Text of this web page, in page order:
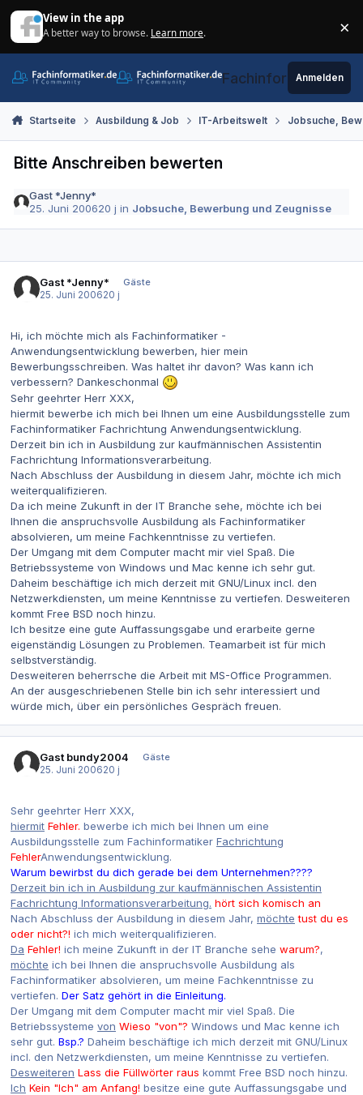
View in the app
A better way to browse. Learn more. ×
Fachinformatiker.de
Anmelden
Startseite Ausbildung & Job IT-Arbeitswelt Jobsuche,
Bitte Anschreiben bewerten
Gast *Jenny*
25. Juni 200620 j in Jobsuche, Bewerbung und Zeugnisse
Gast *Jenny*
Gäste
25. Juni 200620 j
Hi, ich möchte mich als Fachinformatiker -
Anwendungsentwicklung bewerben, hier mein
Bewerbungsschreiben. Was haltet ihr davon? Was kann ich
verbessern? Dankeschonmal
Sehr geehrter Herr XXX,
hiermit bewerbe ich mich bei Ihnen um eine Ausbildungsstelle zum
Fachinformatiker Fachrichtung Anwendungsentwicklung.
Derzeit bin ich in Ausbildung zur kaufmännischen Assistentin
Fachrichtung Informationsverarbeitung.
Nach Abschluss der Ausbildung in diesem Jahr, möchte ich mich
weiterqualifizieren.
Da ich meine Zukunft in der IT Branche sehe, möchte ich bei
Ihnen die anspruchsvolle Ausbildung als Fachinformatiker
absolvieren, um meine Fachkenntnisse zu vertiefen.
Der Umgang mit dem Computer macht mir viel Spaß. Die
Betriebssysteme von Windows und Mac kenne ich sehr gut.
Daheim beschäftige ich mich derzeit mit GNU/Linux incl. den
Netzwerkdiensten, um meine Kenntnisse zu vertiefen. Desweiteren
kommt Free BSD noch hinzu.
Ich besitze eine gute Auffassungsgabe und erarbeite gerne
eigenständig Lösungen zu Problemen. Teamarbeit ist für mich
selbstverständig.
Desweiteren beherrsche die Arbeit mit MS-Office Programmen.
An der ausgeschriebenen Stelle bin ich sehr interessiert und
würde mich, über ein persönliches Gespräch freuen.
Gast bundy2004
Gäste
25. Juni 200620 j
Sehr geehrter Herr XXX,
hiermit Fehler. bewerbe ich mich bei Ihnen um eine
Ausbildungsstelle zum Fachinformatiker Fachrichtung
FehlerAnwendungsentwicklung.
Warum bewirbst du dich gerade bei dem Unternehmen????
Derzeit bin ich in Ausbildung zur kaufmännischen Assistentin
Fachrichtung Informationsverarbeitung. hört sich komisch an
Nach Abschluss der Ausbildung in diesem Jahr, möchte tust du es
oder nicht?! ich mich weiterqualifizieren.
Da Fehler! ich meine Zukunft in der IT Branche sehe warum?,
möchte ich bei Ihnen die anspruchsvolle Ausbildung als
Fachinformatiker absolvieren, um meine Fachkenntnisse zu
vertiefen. Der Satz gehört in die Einleitung.
Der Umgang mit dem Computer macht mir viel Spaß. Die
Betriebssysteme von Wieso "von"? Windows und Mac kenne ich
sehr gut. Bsp.? Daheim beschäftige ich mich derzeit mit GNU/Linux
incl. den Netzwerkdiensten, um meine Kenntnisse zu vertiefen.
Desweiteren Lass die Füllwörter raus kommt Free BSD noch hinzu.
Ich Kein "Ich" am Anfang! besitze eine gute Auffassungsgabe und